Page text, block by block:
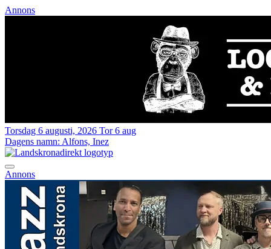
Annons
Torsdag 6 augusti, 2026 Tor 6 aug
Dagens namn: Alfons, Inez
Annons